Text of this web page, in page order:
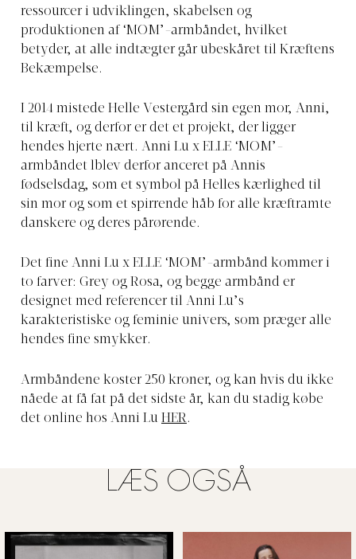
ressourcer i udviklingen, skabelsen og
produktionen af ‘MOM’-armbåndet, hvilket
betyder, at alle indtægter går ubeskåret til Kræftens
Bekæmpelse.
I 2014 mistede Helle Vestergård sin egen mor, Anni,
til kræft, og derfor er det et projekt, der ligger
hendes hjerte nært. Anni Lu x ELLE ‘MOM’-
armbåndet lblev derfor anceret på Annis
fødselsdag, som et symbol på Helles kærlighed til
sin mor og som et spirrende håb for alle kræftramte
danskere og deres pårørende.
Det fine Anni Lu x ELLE ‘MOM’-armbånd kommer i
to farver: Grey og Rosa, og begge armbånd er
designet med referencer til Anni Lu’s
karakteristiske og feminie univers, som præger alle
hendes fine smykker.
Armbåndene koster 250 kroner, og kan hvis du ikke
nåede at få fat på det sidste år, kan du stadig købe
det online hos Anni Lu HER.
LÆS OGSÅ